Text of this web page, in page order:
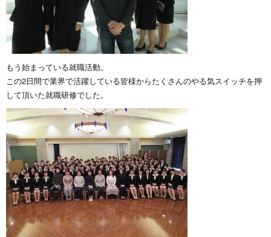
もう始まっている就職活動。
この2日間で業界で活躍している皆様からたくさんのやる気スイッチを押
して頂いた就職研修でした。